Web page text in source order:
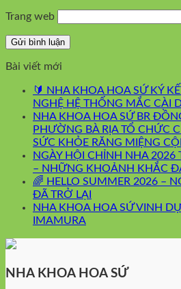
Trang web
Bài viết mới
🔰 NHA KHOA HOA SỨ KÝ
NGHỆ HỆ THỐNG MẮC CÀI
NHA KHOA HOA SỨ BR
PHƯỜNG BÀ RỊA TỔ CHỨC
SỨC KHỎE RĂNG MIỆNG
NGÀY HỘI CHỈNH NHA 2026
– NHỮNG KHOẢNH KHẮC
🌈 HELLO SUMMER 2026 –
ĐÃ TRỞ LẠI
NHA KHOA HOA SỨ VINH
IMAMURA
NHA KHOA HOA SỨ